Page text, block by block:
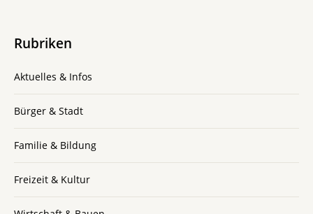
Rubriken
Aktuelles & Infos
Bürger & Stadt
Familie & Bildung
Freizeit & Kultur